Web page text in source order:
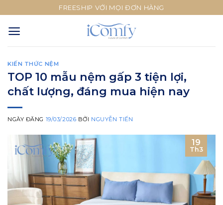
to
content
FREESHIP VỚI MỌI ĐƠN HÀNG
KIẾN THỨC NỆM
TOP 10 mẫu nệm gấp 3 tiện lợi,
chất lượng, đáng mua hiện nay
NGÀY ĐĂNG 19/03/2026 BỞI NGUYỄN TIẾN
19
Th3